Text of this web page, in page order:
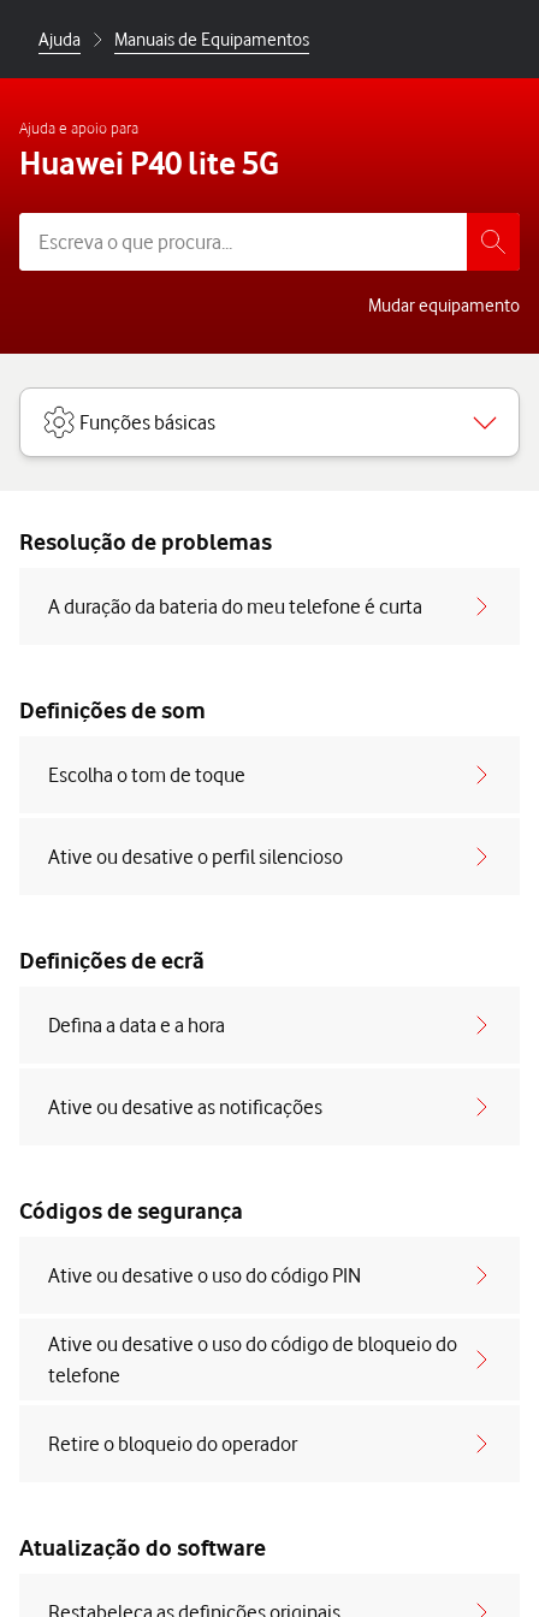
Ajuda Manuais de Equipamentos
Ajuda e apoio para
Huawei P40 lite 5G
Mudar equipamento
Funções básicas
Resolução de problemas
A duração da bateria do meu telefone é curta
Definições de som
Escolha o tom de toque
Ative ou desative o perfil silencioso
Definições de ecrã
Defina a data e a hora
Ative ou desative as notificações
Códigos de segurança
Ative ou desative o uso do código PIN
Ative ou desative o uso do código de bloqueio do
telefone
Retire o bloqueio do operador
Atualização do software
Restabeleça as definições originais